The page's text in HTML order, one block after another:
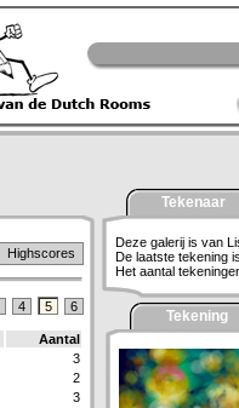
Highscores
4 5 6
Aantal
3
2
3
Tekenaar
Deze galerij is van
De laatste tekening
Het aantal
Tekening